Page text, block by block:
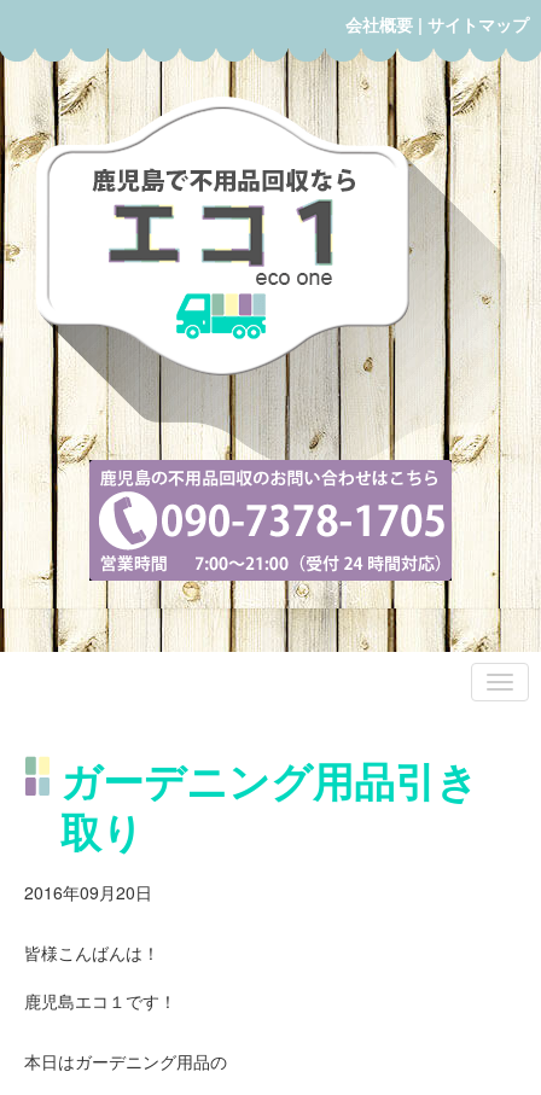
会社概要 | サイトマップ
ガーデニング用品引き
取り
2016年09月20日
皆様こんばんは！
鹿児島エコ１です！
本日はガーデニング用品の